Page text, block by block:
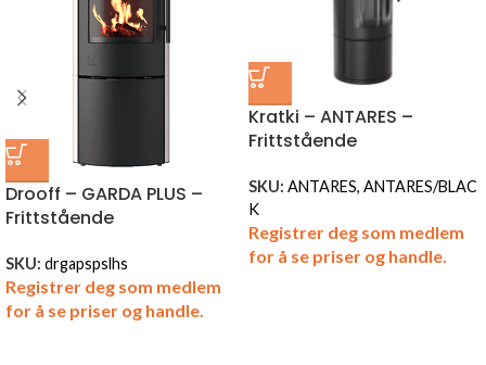
Drooff – GARDA PLUS –
Frittstående
SKU: drgapspslhs
Registrer deg som medlem
for å se priser og handle.
Kratki – ANTARES –
Frittstående
SKU: ANTARES, ANTARES/BLAC
K
Registrer deg som medlem
for å se priser og handle.